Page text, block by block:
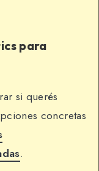
para
si querés
concretas
.